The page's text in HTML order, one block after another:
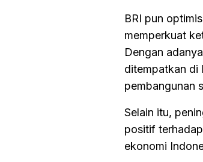
BRI pun
memperkuat
Dengan
ditempatkan di
pembangunan
Selain itu,
positif
ekonomi